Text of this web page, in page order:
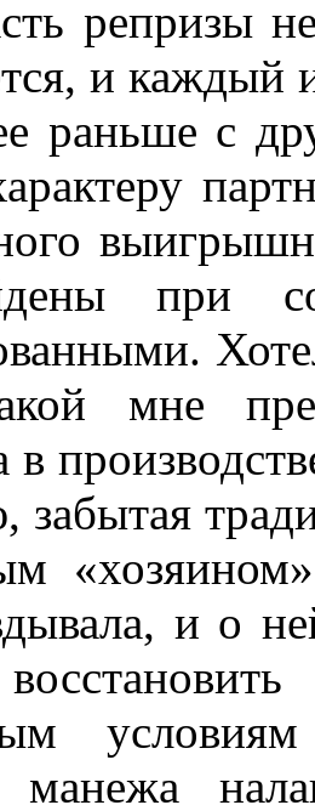
репризы
и каждый
раньше с
при
мне
в
забытая
и о
манежа